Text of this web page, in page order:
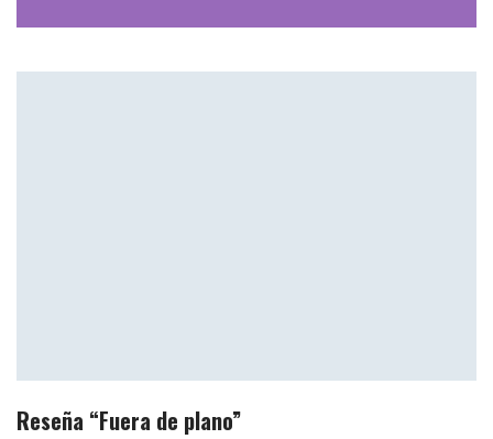
Reseña “Fuera de plano”